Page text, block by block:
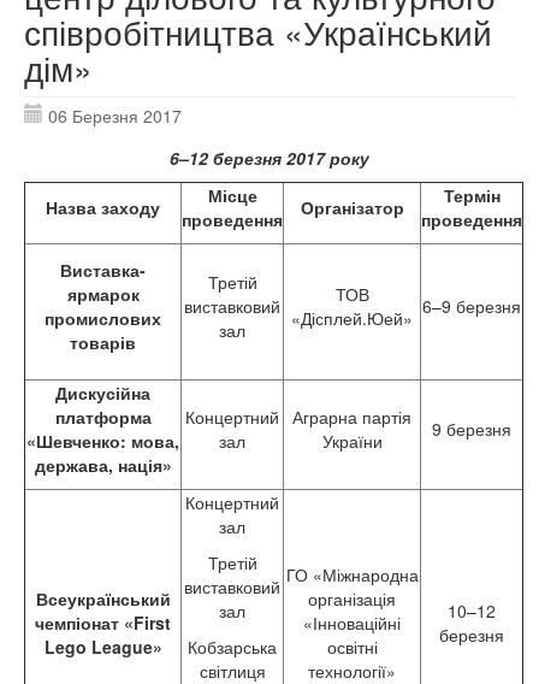
співробітництва «Український
дім»
06 Березня 2017
6–12 березня 2017 року
Назва заходу
Місце
проведення
Організатор
Термін
проведення
Виставка-
ярмарок
промислових
товарів
Третій
виставковий
зал
ТОВ
«Дісплей.Юей» 6–9 березня
Дискусійна
платформа
«Шевченко: мова,
держава, нація»
Концертний
зал
Аграрна партія
України
9 березня
Всеукраїнський
чемпіонат «First
Lego League»
Концертний
зал
Третій
виставковий
зал
Кобзарська
світлиця
ГО «Міжнародна
організація
«Інноваційні
освітні
технології»
10–12
березня